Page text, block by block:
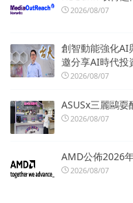
2026/08/07
創智動能強化AI
邀分享AI時代投
2026/08/07
ASUSx三麗鷗耍
2026/08/07
AMD公佈2026
2026/08/07